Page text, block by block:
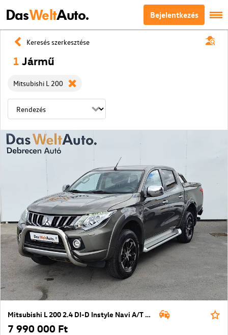
DasWeltAuto. Bejelentkezés
Keresés szerkesztése
1 Jármű
Mitsubishi L 200
Mitsubishi L 200 2.4 DI-D Instyle Navi A/T EURO6
7 990 000 Ft